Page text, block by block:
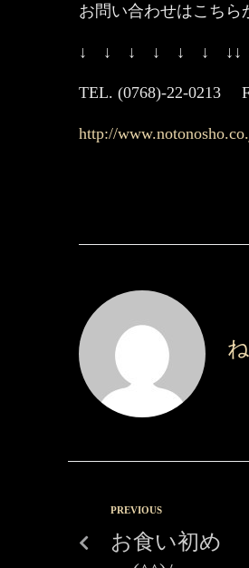
お問い合わせはこちら
↓ ↓ ↓ ↓ ↓ ↓ ↓↓
TEL. (0768)-22-0213
http://
PREVIOUS
お食い初め